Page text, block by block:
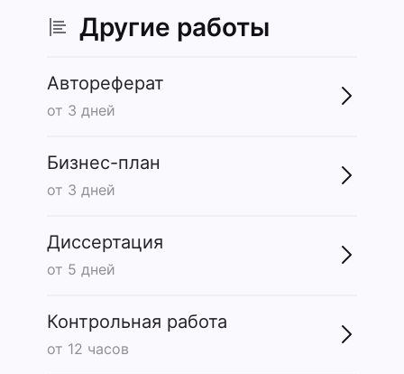
Другие работы
Автореферат
от 3 дней
Бизнес-план
от 3 дней
Диссертация
от 5 дней
Контрольная работа
от 12 часов